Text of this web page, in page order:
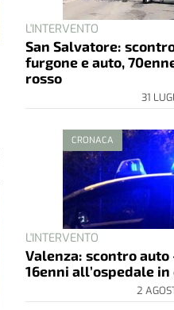
CRONACA
Valenza: scontro auto
16enni all’ospedale
2
CRONACA